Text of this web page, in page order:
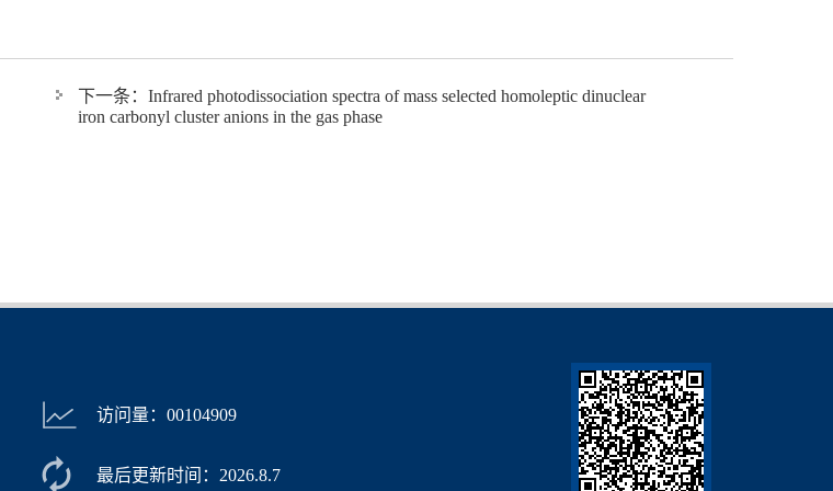
下一条： Infrared photodissociation spectra of mass selected homoleptic dinuclear
iron carbonyl cluster anions in the gas phase
访问量： 00104909
最后更新时间： 2026.8.7